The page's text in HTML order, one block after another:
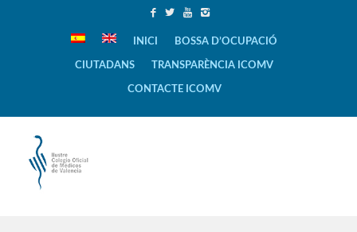
INICI BOSSA D’OCUPACIÓ
CIUTADANS TRANSPARÈNCIA ICOMV
CONTACTE ICOMV